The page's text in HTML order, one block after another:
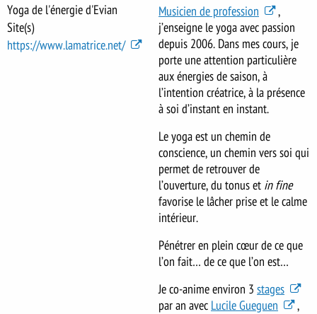
Yoga de l'énergie d'Evian
Site(s)
https://www.lamatrice.net/
Musicien de profession
,
j’enseigne le yoga avec passion
depuis 2006. Dans mes cours, je
porte une attention particulière
aux énergies de saison, à
l’intention créatrice, à la présence
à soi d’instant en instant.
Le yoga est un chemin de
conscience, un chemin vers soi qui
permet de retrouver de
l’ouverture, du tonus et in fine
favorise le lâcher prise et le calme
intérieur.
Pénétrer en plein cœur de ce que
l’on fait… de ce que l’on est…
Je co-anime environ 3 stages
par an avec Lucile Gueguen
,